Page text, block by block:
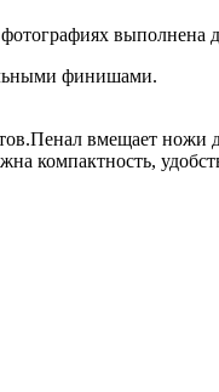
выполнена
финишами.
вмещает
компактность,